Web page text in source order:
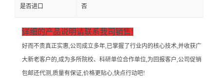
是否进口 否
详细的产品说明请联系我司销售!
好而不贵真正实惠,公司成立多年,已掌握了行业内的核心技术,并收获广
大新老客户的,成为多所院校、科研单位合作单位,为回报客户,公司促销
包邮还代测,质量有保证,价格更贴心,快点行动吧!